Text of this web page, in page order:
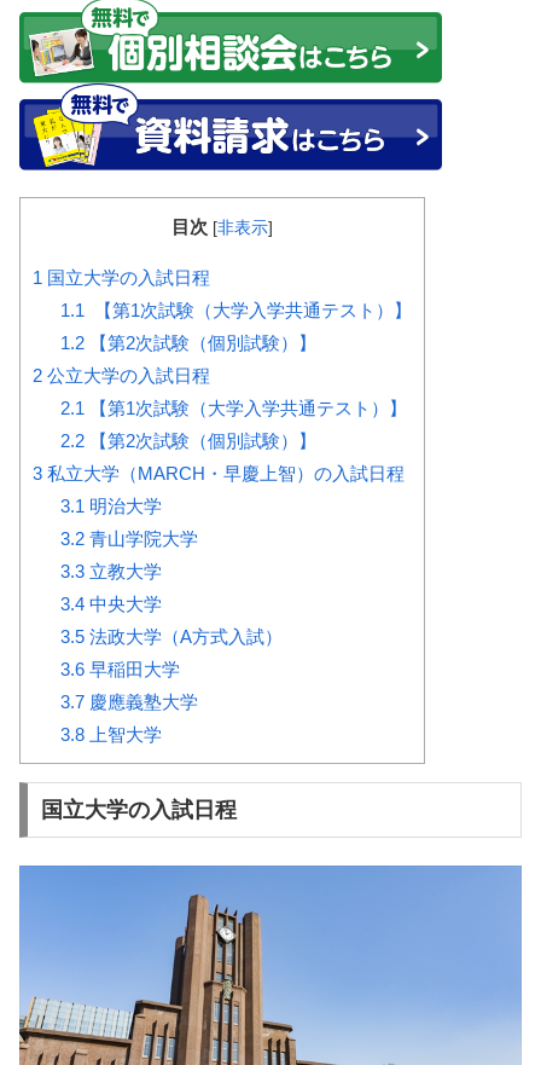
目次 [非表示]
1 国立大学の入試日程
1.1 【第1次試験（大学入学共通テスト）】
1.2【第2次試験（個別試験）】
2 公立大学の入試日程
2.1 【第1次試験（大学入学共通テスト）】
2.2【第2次試験（個別試験）】
3 私立大学（MARCH・早慶上智）の入試日程
3.1 明治大学
3.2青山学院大学
3.3立教大学
3.4中央大学
3.5法政大学（A方式入試）
3.6早稲田大学
3.7慶應義塾大学
3.8上智大学
国立大学の入試日程